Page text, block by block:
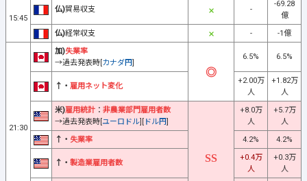
15:45
仏)貿易収支 -
-69.28
億
仏)経常収支 - -1億
21:30
加)失業率
→過去発表時[カナダ円]
6.5% 6.5%
↑・ 雇用ネット変化
+2.00万
人
+1.82万
人
米)雇用統計 ： 非農業部門雇用者数
→過去発表時[ユーロドル][ ドル円]
+8.0万
人
+5.7万
人
↑・ 失業率 4.2% 4.2%
↑・ 製造業雇用者数
+0.4万
人
+0.3万
人